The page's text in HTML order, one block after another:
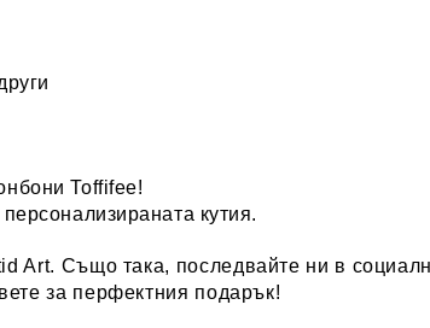
Toffifee!
кутия.
Art. Също така, последвайте ни в
за перфектния подарък!